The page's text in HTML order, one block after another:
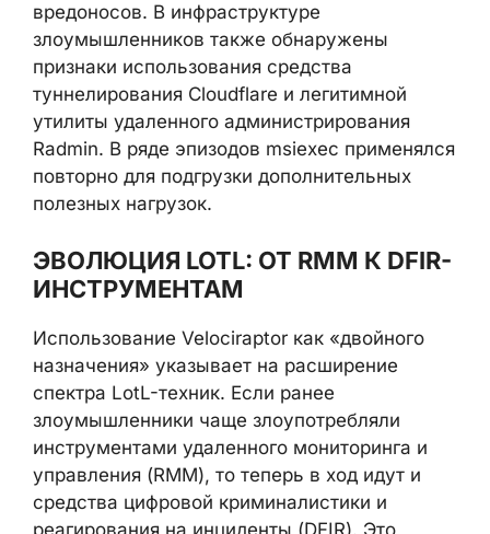
вредоносов. В инфраструктуре
злоумышленников также обнаружены
признаки использования средства
туннелирования Cloudflare и легитимной
утилиты удаленного администрирования
Radmin. В ряде эпизодов msiexec применялся
повторно для подгрузки дополнительных
полезных нагрузок.
ЭВОЛЮЦИЯ LOTL: ОТ RMM К DFIR-
ИНСТРУМЕНТАМ
Использование Velociraptor как «двойного
назначения» указывает на расширение
спектра LotL-техник. Если ранее
злоумышленники чаще злоупотребляли
инструментами удаленного мониторинга и
управления (RMM), то теперь в ход идут и
средства цифровой криминалистики и
реагирования на инциденты (DFIR). Это